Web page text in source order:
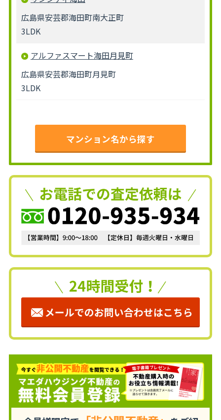
広島県安芸郡海田町南大正町
3LDK
アルファスマート海田月見町
広島県安芸郡海田町月見町
3LDK
マンション名から探す